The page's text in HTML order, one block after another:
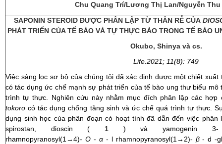
Chu Quang Trí/Lương Thị Lan/Nguyễn
SAPONIN STEROID ĐƯỢC PHÂN LẬP TỪ THÂN RỄ CỦA
PHÁT TRIỂN CỦA TẾ BÀO VÀ TỰ THỰC BÀO TRONG TẾ BÀO
Okubo, Shinya và cs.
Life.2021; 11(8): 749
Việc sàng lọc sơ bộ của chúng tôi đã xác định được một chiết
có tác dụng ức chế mạnh sự phát triển của tế bào ung thư biểu mô
trình tự thực. Nghiên cứu này nhằm mục đích phân lập các
tokoro có tác dụng chống tăng sinh và ức chế quá trình tự thực.
dụng sinh học của phân đoạn có hoạt tính đã dẫn đến việc phân
spirostan, dioscin ( 1 ) và yamogenin
rhamnopyranosyl(1→4)- O- α- l rhamnopyranosyl(1→2)- β- d -